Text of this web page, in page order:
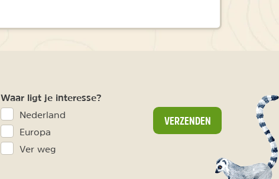
Waar ligt je interesse?
Nederland
Europa
Ver weg
VERZENDEN